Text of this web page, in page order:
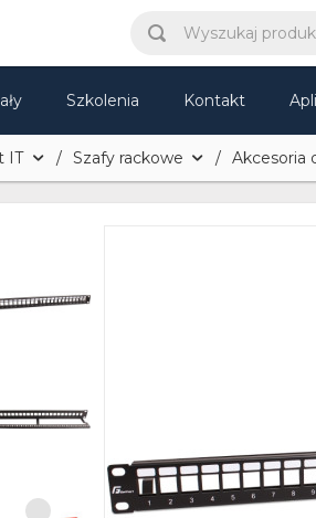
Szkolenia Kontakt
IT Szafy rackowe Akcesoria